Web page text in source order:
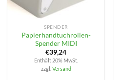
SPENDER
Papierhandtuchrollen-
Spender MIDI
€39,24
Enthält 20% MwSt.
zzgl. Versand